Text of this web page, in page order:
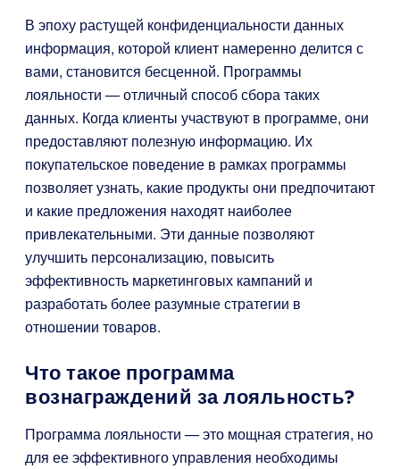
В эпоху растущей конфиденциальности данных
информация, которой клиент намеренно делится с
вами, становится бесценной. Программы
лояльности — отличный способ сбора таких
данных. Когда клиенты участвуют в программе, они
предоставляют полезную информацию. Их
покупательское поведение в рамках программы
позволяет узнать, какие продукты они предпочитают
и какие предложения находят наиболее
привлекательными. Эти данные позволяют
улучшить персонализацию, повысить
эффективность маркетинговых кампаний и
разработать более разумные стратегии в
отношении товаров.
Что такое программа
вознаграждений за лояльность?
Программа лояльности — это мощная стратегия, но
для ее эффективного управления необходимы